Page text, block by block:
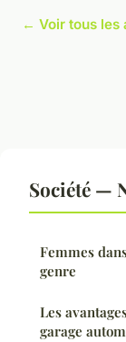
← Voir tous les
Société —
Femmes
genre
Les
garage